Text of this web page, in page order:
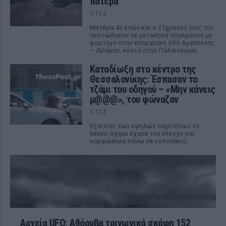
ΧΤΕΣ
Μητέρα 43 ετών και ο 21χρονος γιος της
σκοτώθηκαν σε μετωπική σύγκρουση με
φορτηγό στην επαρχιακή οδό Αμφίπολης
– Δράμας, κοντά στην Παλαιοκώμη.
Καταδίωξη στο κέντρο της
Θεσσαλονίκης: Έσπασαν το
τζάμι του οδηγού – «Μην κάνεις
μ@@@», του φώναζαν
ΧΤΕΣ
Εξαιτίας των υψηλών ταχυτήτων το
λευκό όχημα έχασε τον έλεγχο και
καρφώθηκε πάνω σε κολονάκια.
Αρχεία UFO: Αθόρυβα τριγωνικά σκάφη 152